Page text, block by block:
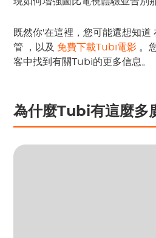
既然你'在這裡，您可能還想知道
管 ，以及 免費下載Tubi電影 。
客中找到有關Tubi的更多信息。
為什麼Tubi有這麼多